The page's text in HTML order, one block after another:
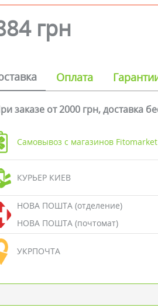
грн
Оплата
заказе от 2000 грн, доставка
Самовывоз с магазинов Fitomarket
КУРЬЕР КИЕВ
НОВА ПОШТА (отделение)
НОВА ПОШТА (почтомат)
УКРПОЧТА